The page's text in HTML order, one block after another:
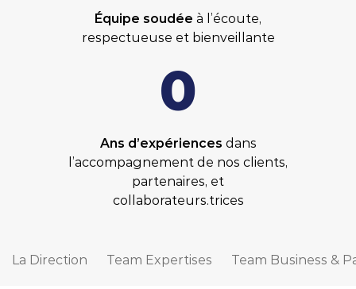
Équipe soudée à l’écoute,
respectueuse et bienveillante
0
Ans d’expériences dans
l’accompagnement de nos clients,
partenaires, et
collaborateurs.trices
La Direction Team Expertises Team Business &